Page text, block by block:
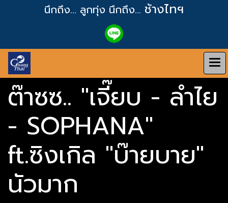
นึกถึง... ลูกทุ่ง นึกถึง... ช้างไทฯ
ต๊าซซ.. "เจี๊ยบ - ลำไย
- SOPHANA"
ft.ซิงเกิล "บ๊ายบาย"
นัวมาก